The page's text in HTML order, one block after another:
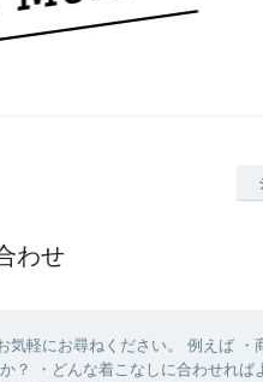
わせ
軽にお尋ねください。 例えば ・
？ ・どんな着こなしに合わせれば